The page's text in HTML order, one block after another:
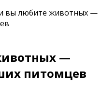
вы любите животных —
—
питомцев